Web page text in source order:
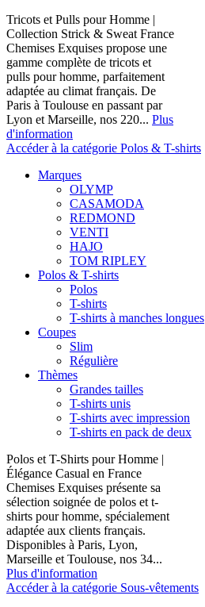
Tricots et Pulls pour Homme |
Collection Strick & Sweat France
Chemises Exquises propose une
gamme complète de tricots et
pulls pour homme, parfaitement
adaptée au climat français. De
Paris à Toulouse en passant par
Lyon et Marseille, nos 220... Plus
d'information
Accéder à la catégorie Polos & T-shirts
Marques
OLYMP
CASAMODA
REDMOND
VENTI
HAJO
TOM RIPLEY
Polos & T-shirts
Polos
T-shirts
T-shirts à manches longues
Coupes
Slim
Régulière
Thèmes
Grandes tailles
T-shirts unis
T-shirts avec impression
T-shirts en pack de deux
Polos et T-Shirts pour Homme |
Élégance Casual en France
Chemises Exquises présente sa
sélection soignée de polos et t-
shirts pour homme, spécialement
adaptée aux clients français.
Disponibles à Paris, Lyon,
Marseille et Toulouse, nos 34...
Plus d'information
Accéder à la catégorie Sous-vêtements